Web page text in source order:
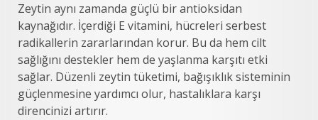
Zeytin aynı zamanda güçlü bir antioksidan
kaynağıdır. İçerdiği E vitamini, hücreleri serbest
radikallerin zararlarından korur. Bu da hem cilt
sağlığını destekler hem de yaşlanma karşıtı etki
sağlar. Düzenli zeytin tüketimi, bağışıklık sisteminin
güçlenmesine yardımcı olur, hastalıklara karşı
direncinizi artırır.